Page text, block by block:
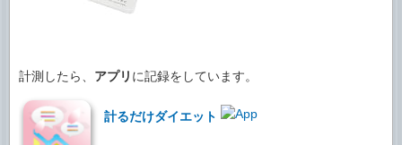
計測したら、 アプリ に記録をしています。
計るだけダイエット